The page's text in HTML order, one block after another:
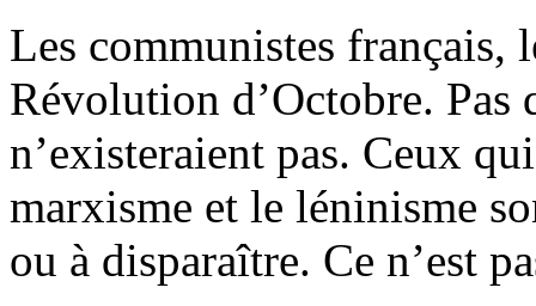
Les communistes français,
Révolution d’Octobre. Pas
n’existeraient pas. Ceux
marxisme et le léninisme
ou à disparaître. Ce n’est